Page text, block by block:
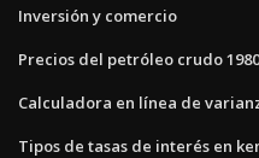
Inversión y comercio
Precios del petróleo crudo 1980
Calculadora en línea de
Tipos de tasas de interés en